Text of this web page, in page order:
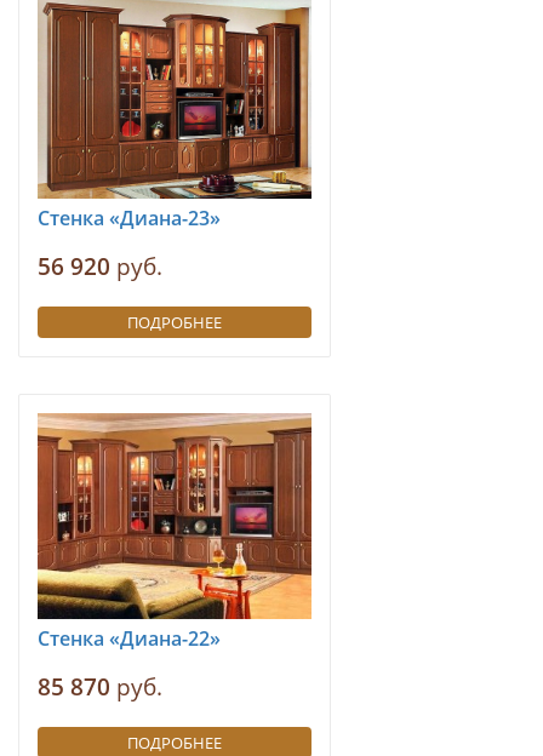
Стенка «Диана-23»
56 920 руб.
ПОДРОБНЕЕ
Стенка «Диана-22»
85 870 руб.
ПОДРОБНЕЕ